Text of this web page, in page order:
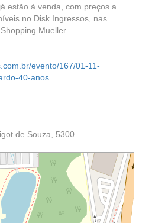
estão à venda, com preços a
no Disk Ingressos, nas
Mueller.
evento/167/01-11-
40-anos
de Souza, 5300